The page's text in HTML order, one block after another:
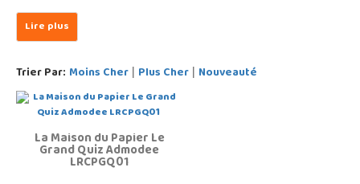
Trier Par: Moins Cher | Plus Cher | Nouveauté
La Maison du Papier Le
Grand Quiz Admodee
LRCPGQ01